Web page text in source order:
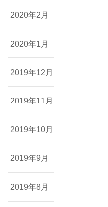
2020年2月
2020年1月
2019年12月
2019年11月
2019年10月
2019年9月
2019年8月